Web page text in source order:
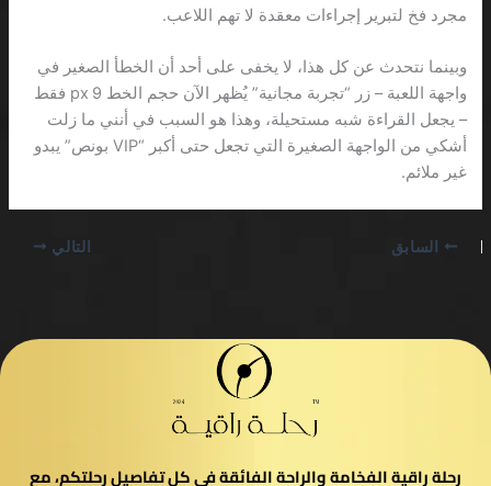
مجرد فخ لتبرير إجراءات معقدة لا تهم اللاعب.
وبينما نتحدث عن كل هذا، لا يخفى على أحد أن الخطأ الصغير في
واجهة اللعبة – زر “تجربة مجانية” يُظهر الآن حجم الخط 9 px فقط
– يجعل القراءة شبه مستحيلة، وهذا هو السبب في أنني ما زلت
أشكي من الواجهة الصغيرة التي تجعل حتى أكبر “VIP بونص” يبدو
غير ملائم.
السابق التالي
رحلة راقية الفخامة والراحة الفائقة في كل تفاصيل رحلتكم، مع